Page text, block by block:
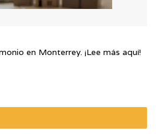
en Monterrey. ¡Lee más aquí!